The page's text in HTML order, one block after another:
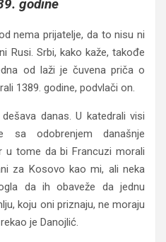
godine
nema prijatelje, da to nisu ni
Rusi. Srbi, kako kaže, takođe
od laži je čuvena priča o
1389. godine, podvlači on.
danas. U katedrali visi
sa odobrenjem današnje
u tome da bi Francuzi morali
za Kosovo kao mi, ali neka
da ih obaveže da jednu
koju oni priznaju, ne moraju
je Danojlić.